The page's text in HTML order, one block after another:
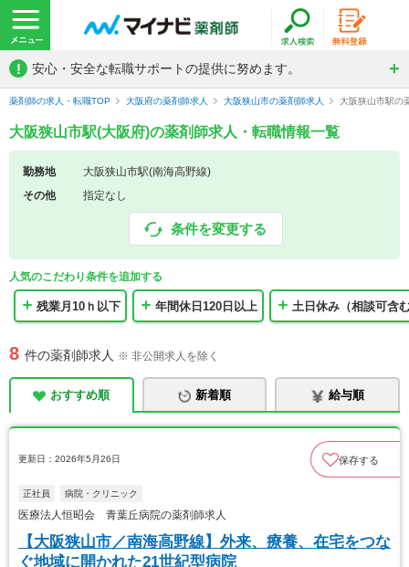
! 安心・安全な転職サポートの提供に努めます。
薬剤師の求人・転職TOP 大阪府の薬剤師求人 大阪狭山市の薬剤師求人 大阪狭山市駅の
大阪狭山市駅(大阪府)の薬剤師求人・転職情報一覧
勤務地
大阪狭山市駅(南海高野線)
その他
指定なし
条件を変更する
人気のこだわり条件を追加する
残業月10ｈ以下 年間休日120日以上 土日休み（相談可含
8 件の薬剤師求人 ※ 非公開求人を除く
おすすめ順 新着順 給与順
更新日：2026年5月26日 保存する
正社員 病院・クリニック
医療法人恒昭会 青葉丘病院の薬剤師求人
【大阪狭山市／南海高野線】外来、療養、在宅をつな
ぐ地域に開かれた21世紀型病院